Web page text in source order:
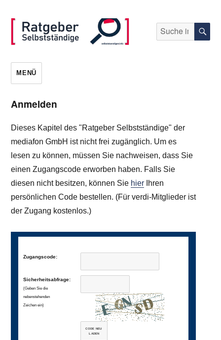
selbststaendigen.info
Suche
nach:
MENÜ
Anmelden
Dieses Kapitel des "Ratgeber Selbstständige" der
mediafon GmbH ist nicht frei zugänglich. Um es
lesen zu können, müssen Sie nachweisen, dass Sie
einen Zugangscode erworben haben. Falls Sie
diesen nicht besitzen, können Sie hier Ihren
persönlichen Code bestellen. (Für verdi-Mitglieder ist
der Zugang kostenlos.)
Zugangscode:
Sicherheitsabfrage:
(Geben Sie die
nebenstehenden
Zeichen ein)
CODE NEU
LADEN